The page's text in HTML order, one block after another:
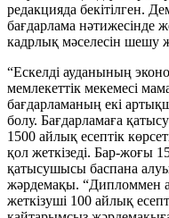
редакцияда бекітілген.
бағдарлама нәтижесінде
кадрлық мәселесін шешу
“Ескелді ауданының
мемлекеттік мекемесі
бағдарламаның екі
болу. Бағдарламаға
1500 айлық есептік
қол жеткізеді. Бар-жоғы
қатысушысы баспана
жәрдемақы. “Дипломмен
жеткізуші 100 айлық